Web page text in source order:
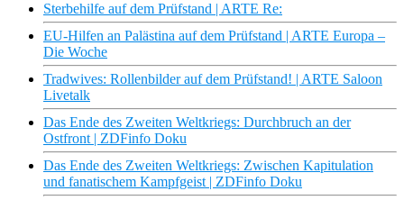
Sterbehilfe auf dem Prüfstand | ARTE Re:
EU-Hilfen an Palästina auf dem Prüfstand | ARTE Europa –
Die Woche
Tradwives: Rollenbilder auf dem Prüfstand! | ARTE Saloon
Livetalk
Das Ende des Zweiten Weltkriegs: Durchbruch an der
Ostfront | ZDFinfo Doku
Das Ende des Zweiten Weltkriegs: Zwischen Kapitulation
und fanatischem Kampfgeist | ZDFinfo Doku